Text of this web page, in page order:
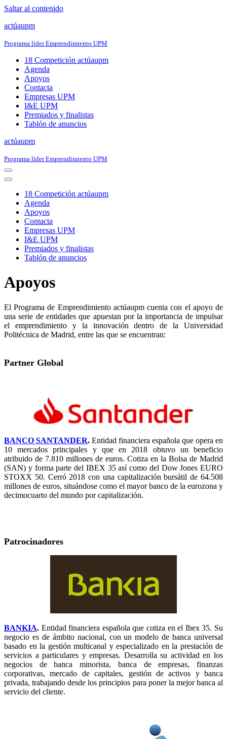
Saltar al contenido
actúaupm
Programa líder Emprendimiento UPM
18 Competición actúaupm
Agenda
Apoyos
Contacta
Empresas UPM
I&E UPM
Premiados y finalistas
Tablón de anuncios
actúaupm
Programa líder Emprendimiento UPM
Menú
de
Menú
navegación
18 Competición actúaupm
Agenda
Apoyos
Contacta
Empresas UPM
I&E UPM
Premiados y finalistas
Tablón de anuncios
Apoyos
El Programa de Emprendimiento actúaupm cuenta con el apoyo de
una serie de entidades que apuestan por la importancia de impulsar
el emprendimiento y la innovación dentro de la Universidad
Politécnica de Madrid, entre las que se encuentran:
Partner Global
BANCO SANTANDER. Entidad financiera española que opera en
10 mercados principales y que en 2018 obtuvo un beneficio
atribuido de 7.810 millones de euros. Cotiza en la Bolsa de Madrid
(SAN) y forma parte del IBEX 35 así como del Dow Jones EURO
STOXX 50. Cerró 2018 con una capitalización bursátil de 64.508
millones de euros, situándose como el mayor banco de la eurozona y
decimocuarto del mundo por capitalización.
Patrocinadores
BANKIA. Entidad financiera española que cotiza en el Ibex 35. Su
negocio es de ámbito nacional, con un modelo de banca universal
basado en la gestión multicanal y especializado en la prestación de
servicios a particulares y empresas. Desarrolla su actividad en los
negocios de banca minorista, banca de empresas, finanzas
corporativas, mercado de capitales, gestión de activos y banca
privada, trabajando desde los principios para poner la mejor banca al
servicio del cliente.